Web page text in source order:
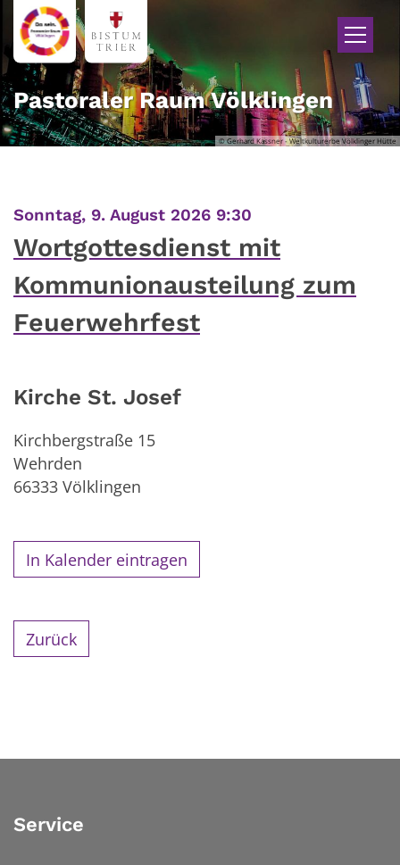
Zum Inhalt springen
© Gerhard Kassner - Weltkulturerbe Völklinger Hütte
Pastoraler Raum Völklingen
Sonntag, 9. August 2026 9:30
Wortgottesdienst mit
Kommunionausteilung zum
Feuerwehrfest
Kirche St. Josef
Kirchbergstraße 15
Wehrden
66333 Völklingen
In Kalender eintragen
Zurück
Service